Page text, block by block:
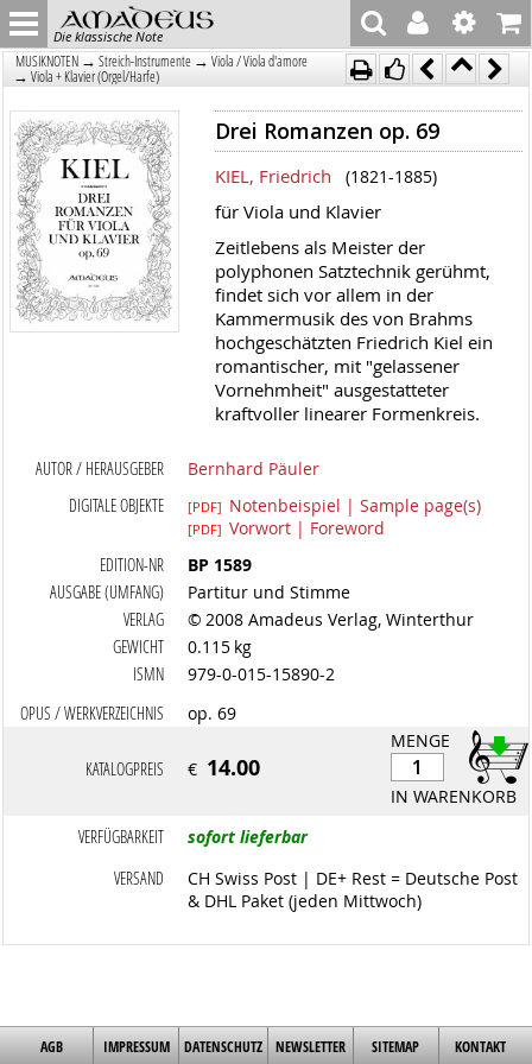
Die klassische Note
MUSIKNOTEN → Streich-Instrumente → Viola / Viola d'amore
→ Viola + Klavier (Orgel/Harfe)
Drei Romanzen op. 69
KIEL, Friedrich (1821-1885)
für Viola und Klavier
Zeitlebens als Meister der
polyphonen Satztechnik gerühmt,
findet sich vor allem in der
Kammermusik des von Brahms
hochgeschätzten Friedrich Kiel ein
romantischer, mit "gelassener
Vornehmheit" ausgestatteter
kraftvoller linearer Formenkreis.
AUTOR / HERAUSGEBER
Bernhard Päuler
DIGITALE OBJEKTE
[PDF] Notenbeispiel | Sample page(s)
[PDF] Vorwort | Foreword
EDITION-NR
BP 1589
AUSGABE (UMFANG)
Partitur und Stimme
VERLAG
© 2008 Amadeus Verlag, Winterthur
GEWICHT
0.115 kg
ISMN
979-0-015-15890-2
OPUS / WERKVERZEICHNIS
op. 69
MENGE
IN WARENKORB
KATALOGPREIS € 14.00
VERFÜGBARKEIT
sofort lieferbar
VERSAND
CH Swiss Post | DE+ Rest = Deutsche Post
& DHL Paket (jeden Mittwoch)
AGB IMPRESSUM DATENSCHUTZ NEWSLETTER SITEMAP KONTAKT